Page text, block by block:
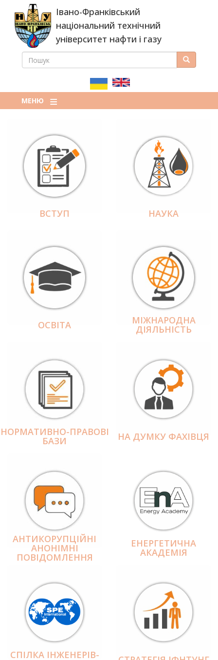
основного
вмісту
Івано-Франківський
національний технічний
університет нафти і газу
ПОШУКОВА
ПОШУК Пошук
МЕНЮ
ВСТУП НАУКА
ОСВІТА МІЖНАРОДНА
ДІЯЛЬНІCТЬ
НОРМАТИВНО-ПРАВОВІ
БАЗИ НА ДУМКУ ФАХІВЦЯ
АНТИКОРУПЦІЙНІ
АНОНІМНІ
ПОВІДОМЛЕННЯ
ЕНЕРГЕТИЧНА
АКАДЕМІЯ
СПІЛКА ІНЖЕНЕРІВ-